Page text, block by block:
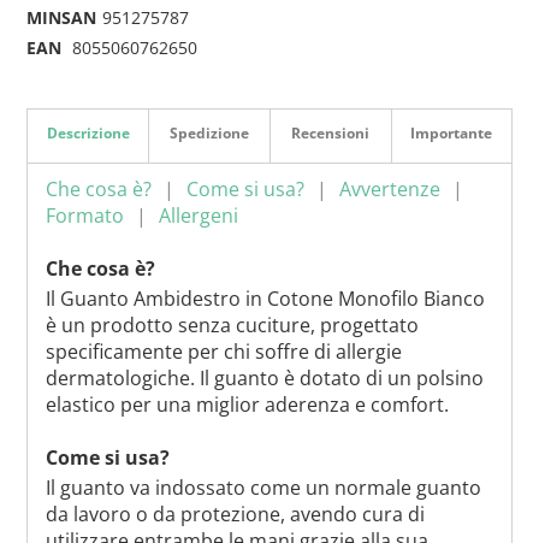
MINSAN 951275787
EAN 8055060762650
Descrizione
Che cosa è? Come si usa?
Avvertenze
Formato
Allergeni
Che cosa è?
Il Guanto Ambidestro in Cotone Monofilo Bianco
è un prodotto senza cuciture, progettato
specificamente per chi soffre di allergie
dermatologiche. Il guanto è dotato di un polsino
elastico per una miglior aderenza e comfort.
Come si usa?
Il guanto va indossato come un normale guanto
da lavoro o da protezione, avendo cura di
Spedizione Recensioni Importante